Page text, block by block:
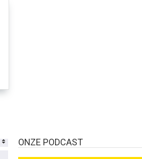
ONZE PODCAST